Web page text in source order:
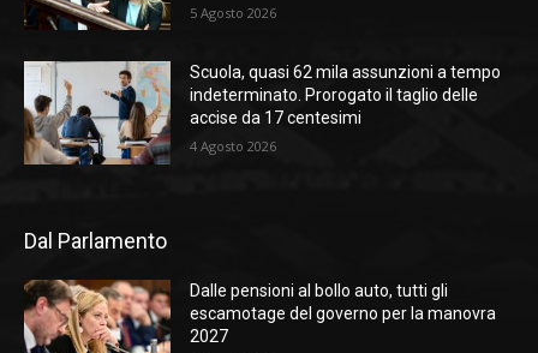
5 Agosto 2026
Scuola, quasi 62 mila assunzioni a tempo
indeterminato. Prorogato il taglio delle
accise da 17 centesimi
4 Agosto 2026
Dal Parlamento
Dalle pensioni al bollo auto, tutti gli
escamotage del governo per la manovra
2027